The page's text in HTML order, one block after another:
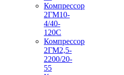
Компрессор
2ГМ10-
4/40-
120С
Компрессор
2ГМ2,5-
2200/20-
55